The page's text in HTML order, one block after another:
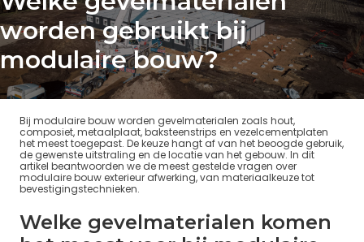
worden gebruikt bij
modulaire bouw?
Bij modulaire bouw worden gevelmaterialen zoals hout,
composiet, metaalplaat, baksteenstrips en vezelcementplaten
het meest toegepast. De keuze hangt af van het beoogde gebruik,
de gewenste uitstraling en de locatie van het gebouw. In dit
artikel beantwoorden we de meest gestelde vragen over
modulaire bouw exterieur afwerking, van materiaalkeuze tot
bevestigingstechnieken.
Welke gevelmaterialen komen